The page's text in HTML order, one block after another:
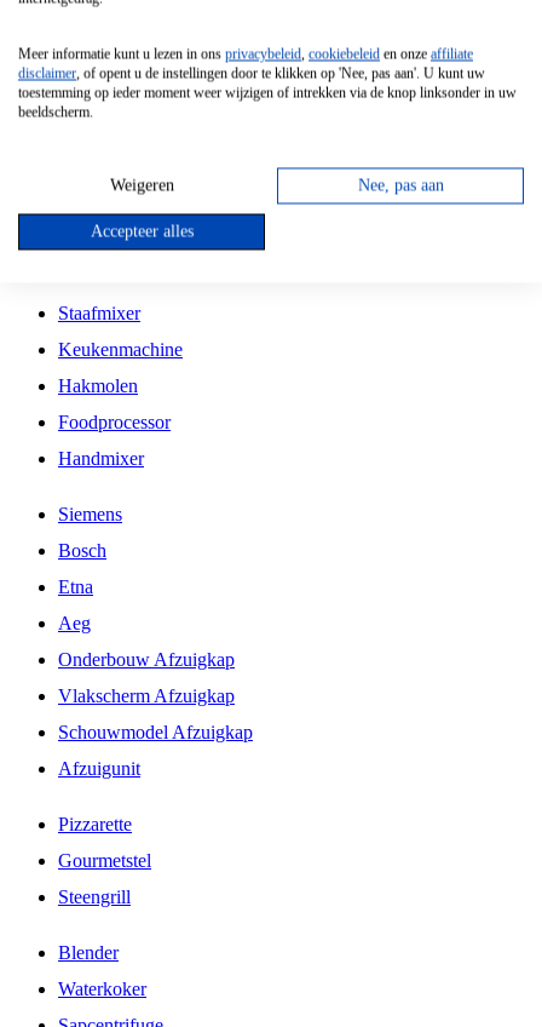
Vrijstaande Magnetron
Vrijstaande Kookplaat
Inbouw Gaskookplaat
Inbouw Keramische Kookplaat
Kookplaat Accessoires
Staafmixer
Keukenmachine
Hakmolen
Foodprocessor
Handmixer
Siemens
Bosch
Etna
Aeg
Onderbouw Afzuigkap
Vlakscherm Afzuigkap
Schouwmodel Afzuigkap
Afzuigunit
Pizzarette
Gourmetstel
Steengrill
Blender
Waterkoker
Meer informatie kunt u lezen in ons privacybeleid, cookiebeleid en onze affiliate
disclaimer, of opent u de instellingen door te klikken op 'Nee, pas aan'. U kunt uw
toestemming op ieder moment weer wijzigen of intrekken via de knop linksonder in uw
beeldscherm.
Weigeren Nee, pas aan
Accepteer alles